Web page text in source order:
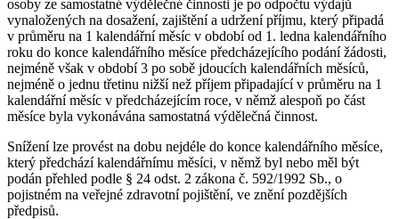
osoby ze samostatné výdělečné činnosti je po odpočtu výdajů
vynaložených na dosažení, zajištění a udržení příjmu, který připadá
v průměru na 1 kalendářní měsíc v období od 1. ledna kalendářního
roku do konce kalendářního měsíce předcházejícího podání žádosti,
nejméně však v období 3 po sobě jdoucích kalendářních měsíců,
nejméně o jednu třetinu nižší než příjem připadající v průměru na 1
kalendářní měsíc v předcházejícím roce, v němž alespoň po část
měsíce byla vykonávána samostatná výdělečná činnost.
Snížení lze provést na dobu nejdéle do konce kalendářního měsíce,
který předchází kalendářnímu měsíci, v němž byl nebo měl být
podán přehled podle § 24 odst. 2 zákona č. 592/1992 Sb., o
pojistném na veřejné zdravotní pojištění, ve znění pozdějších
předpisů.